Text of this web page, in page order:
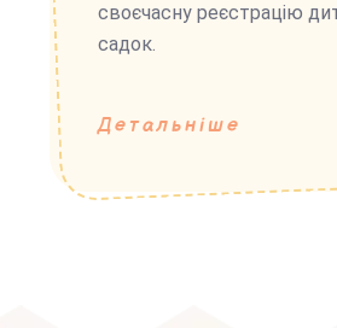
своєчасну реєстрацію
садок.
Детальніше